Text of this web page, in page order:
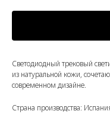
Светодиодный трековый
из натуральной кожи,
современном дизайне.
Страна производства: